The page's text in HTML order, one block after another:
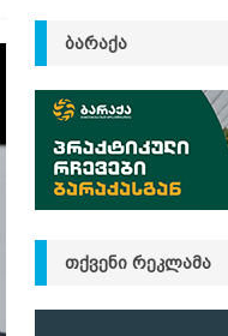
ᲑᲐᲠᲐᲥᲐ
ᲗᲥᲕᲔᲜᲘ ᲠᲔᲙᲚᲐᲛᲐ